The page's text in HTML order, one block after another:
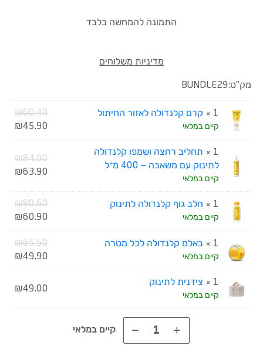
התמונה להמחשה בלבד
מדיניות משלוחים
מק"ט:BUNDLE29
1 × קרם קלנדולה לאזור החיתול
קיים במלאי
₪60.40
₪45.90
1 ×
תחליב רחצה ושמפו קלנדולה
לתינוק עם משאבה – 400 מ״ל
קיים במלאי
₪84.90
₪63.90
1 × חלב גוף קלנדולה לתינוק
קיים במלאי
₪80.60
₪60.90
הוא:
1 × באלם קלנדולה לכל מטרה
קיים במלאי
₪65.50
₪49.90
1 × צידנית לתינוק
קיים במלאי
₪49.00
קיים במלאי